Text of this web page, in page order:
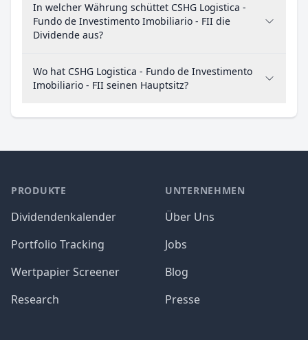
In welcher Währung schüttet CSHG Logistica -
Fundo de Investimento Imobiliario - FII die
Dividende aus?
Wo hat CSHG Logistica - Fundo de Investimento
Imobiliario - FII seinen Hauptsitz?
PRODUKTE
Dividendenkalender
Portfolio Tracking
Wertpapier Screener
Research
UNTERNEHMEN
Über Uns
Jobs
Blog
Presse